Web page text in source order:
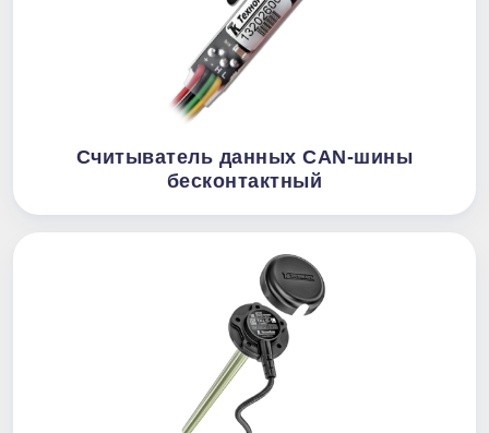
Считыватель данных CAN-шины
бесконтактный